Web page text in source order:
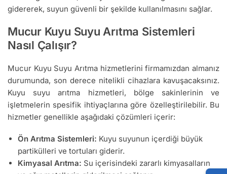
gidererek, suyun güvenli bir şekilde kullanılmasını sağlar.
Mucur Kuyu Suyu Arıtma Sistemleri
Nasıl Çalışır?
Mucur Kuyu Suyu Arıtma hizmetlerini firmamızdan almanız
durumunda, son derece nitelikli cihazlara kavuşacaksınız.
Kuyu suyu arıtma hizmetleri, bölge sakinlerinin ve
işletmelerin spesifik ihtiyaçlarına göre özelleştirilebilir. Bu
hizmetler genellikle aşağıdaki çözümleri içerir:
Ön Arıtma Sistemleri: Kuyu suyunun içerdiği büyük
partikülleri ve tortuları giderir.
Kimyasal Arıtma: Su içerisindeki zararlı kimyasalların